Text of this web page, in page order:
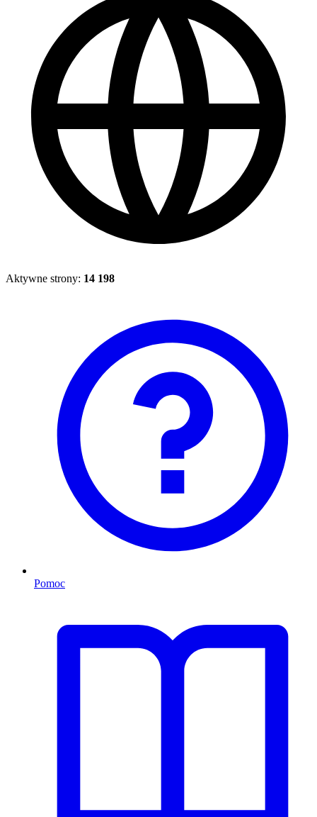
Aktywne strony: 14 198
Pomoc